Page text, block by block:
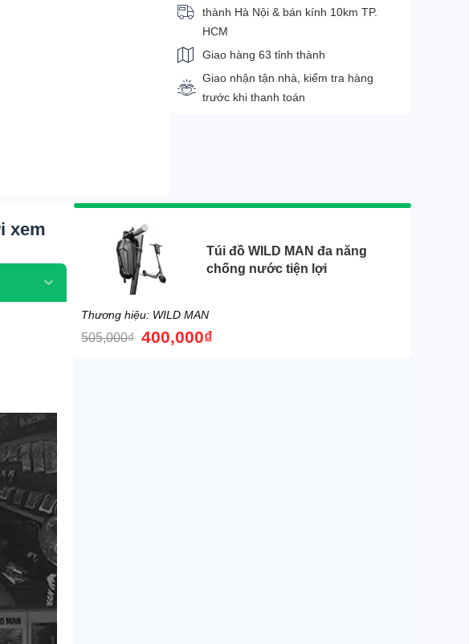
thành Hà Nội & bán kính 10km TP.
HCM
Giao hàng 63 tỉnh thành
Giao nhận tận nhà, kiểm tra hàng
trước khi thanh toán
xem
Túi đồ WILD MAN đa năng
chống nước tiện lợi
Thương hiệu: WILD MAN
505,000₫ 400,000₫